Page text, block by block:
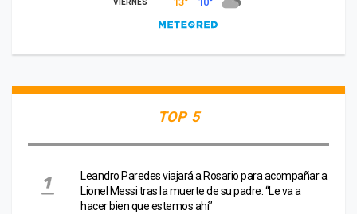
TOP 5
Leandro Paredes viajará a Rosario para acompañar a
Lionel Messi tras la muerte de su padre: “Le va a
hacer bien que estemos ahí”